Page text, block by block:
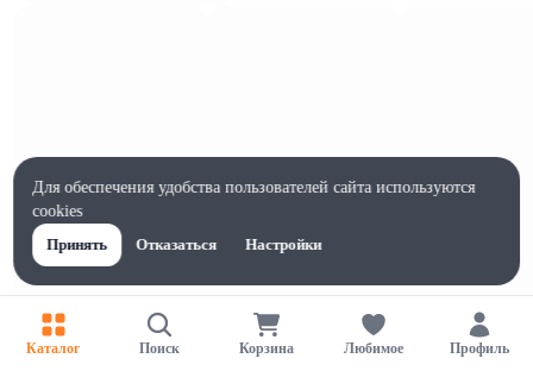
Каталог Поиск Корзина Любимое Профиль
Для обеспечения удобства пользователей сайта используются
cookies
Принять
Отказаться Настройки